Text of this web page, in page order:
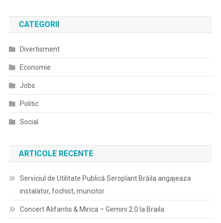
CATEGORII
Divertisment
Economie
Jobs
Politic
Social
ARTICOLE RECENTE
Serviciul de Utilitate Publică Seroplant Brăila angajeaza
instalator, fochist, muncitor
Concert Alifantis & Mirica – Gemini 2.0 la Braila